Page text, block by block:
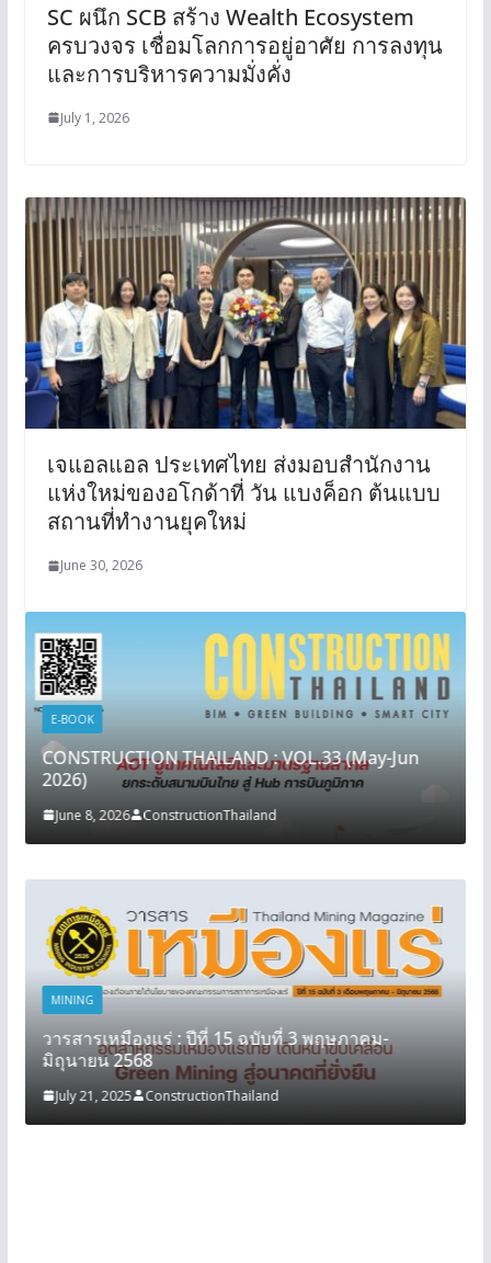
SC ผนึก SCB สร้าง Wealth Ecosystem
ครบวงจร เชื่อมโลกการอยู่อาศัย การลงทุน
และการบริหารความมั่งคั่ง
July 1, 2026
เจแอลแอล ประเทศไทย ส่งมอบสำนักงาน
แห่งใหม่ของอโกด้าที่ วัน แบงค็อก ต้นแบบ
สถานที่ทำงานยุคใหม่
June 30, 2026
E-BOOK
CONSTRUCTION THAILAND : VOL.33 (May-Jun
2026)
June 8, 2026 ConstructionThailand
MINING
วารสารเหมืองแร่ : ปีที่ 15 ฉบับที่ 3 พฤษภาคม-
มิถุนายน 2568
July 21, 2025 ConstructionThailand